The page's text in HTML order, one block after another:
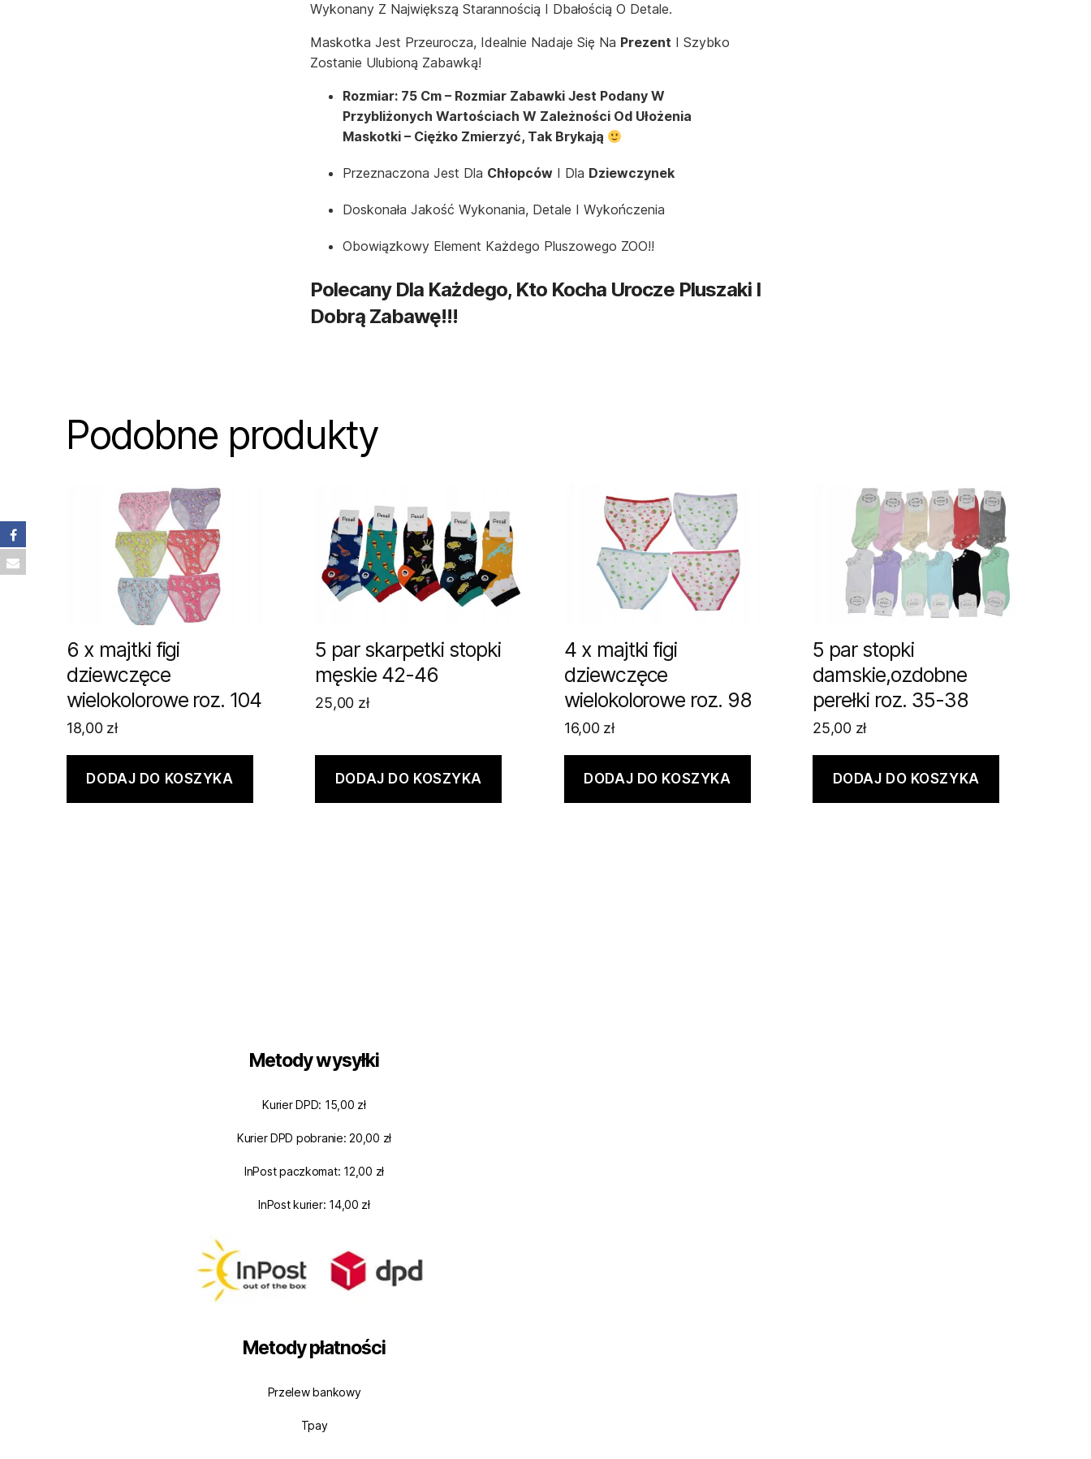
Wykonany Z Największą Starannością I Dbałością O Detale.
Maskotka Jest Przeurocza, Idealnie Nadaje Się Na Prezent I Szybko
Zostanie Ulubioną Zabawką!
Rozmiar: 75 Cm – Rozmiar Zabawki Jest Podany W
Przybliżonych Wartościach W Zależności Od Ułożenia
Maskotki – Ciężko Zmierzyć, Tak Brykają
Przeznaczona Jest Dla Chłopców I Dla Dziewczynek
Doskonała Jakość Wykonania, Detale I Wykończenia
Obowiązkowy Element Każdego Pluszowego ZOO!!
Polecany Dla Każdego, Kto Kocha Urocze Pluszaki I
Dobrą Zabawę!!!
Podobne produkty
6 x majtki figi
dziewczęce
wielokolorowe roz. 104
18,00 zł
DODAJ DO KOSZYKA
5 par skarpetki stopki
męskie 42-46
25,00 zł
DODAJ DO KOSZYKA
4 x majtki figi
dziewczęce
wielokolorowe roz. 98
16,00 zł
DODAJ DO KOSZYKA
5 par stopki
damskie,ozdobne
perełki roz. 35-38
25,00 zł
DODAJ DO KOSZYKA
Metody wysyłki
Kurier DPD: 15,00 zł
Kurier DPD pobranie: 20,00 zł
InPost paczkomat: 12,00 zł
InPost kurier: 14,00 zł
Metody płatności
Przelew bankowy
Tpay